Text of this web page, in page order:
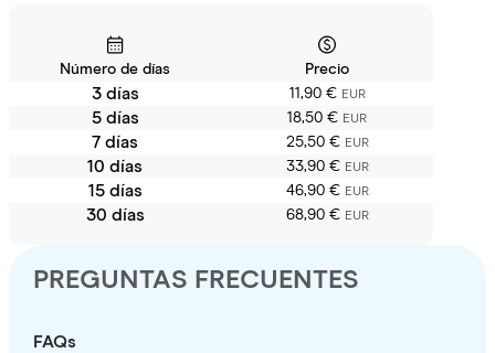
Número de días Precio
3 días 11,90 € EUR
5 días 18,50 € EUR
7 días 25,50 € EUR
10 días 33,90 € EUR
15 días 46,90 € EUR
30 días 68,90 € EUR
PREGUNTAS FRECUENTES
FAQs